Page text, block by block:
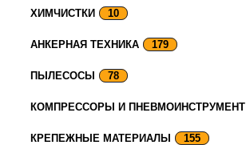
ХИМЧИСТКИ 10
АНКЕРНАЯ ТЕХНИКА 179
ПЫЛЕСОСЫ 78
КОМПРЕССОРЫ И ПНЕВМОИНСТРУМЕНТ
КРЕПЕЖНЫЕ МАТЕРИАЛЫ 155